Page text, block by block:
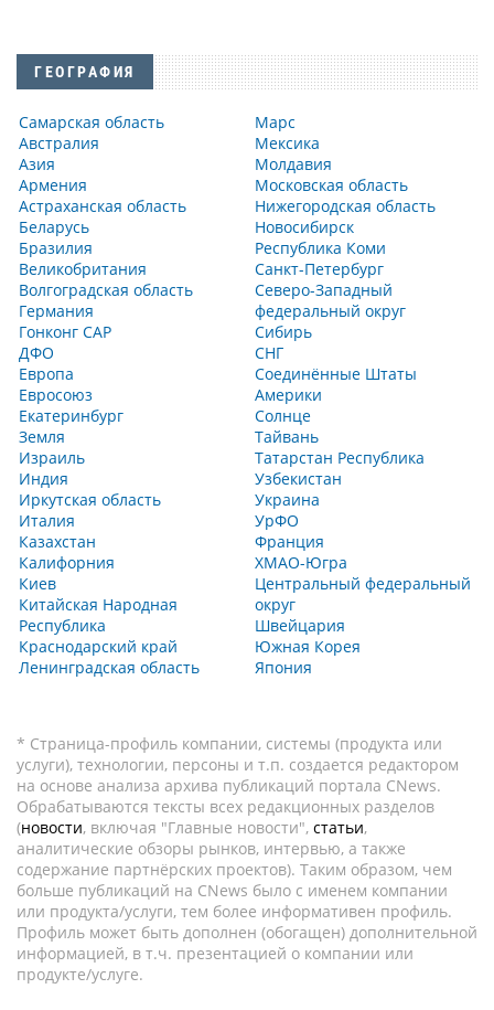
ГЕОГРАФИЯ
Самарская область
Австралия
Азия
Армения
Астраханская область
Беларусь
Бразилия
Великобритания
Волгоградская область
Германия
Гонконг САР
ДФО
Европа
Евросоюз
Екатеринбург
Земля
Израиль
Индия
Иркутская область
Италия
Казахстан
Калифорния
Киев
Китайская Народная
Республика
Краснодарский край
Ленинградская область
Марс
Мексика
Молдавия
Московская область
Нижегородская область
Новосибирск
Республика Коми
Санкт-Петербург
Северо-Западный
федеральный округ
Сибирь
СНГ
Соединённые Штаты
Америки
Солнце
Тайвань
Татарстан Республика
Узбекистан
Украина
УрФО
Франция
ХМАО-Югра
Центральный федеральный
округ
Швейцария
Южная Корея
Япония
* Страница-профиль компании, системы (продукта или
услуги), технологии, персоны и т.п. создается редактором
на основе анализа архива публикаций портала CNews.
Обрабатываются тексты всех редакционных разделов
(новости, включая "Главные новости", статьи,
аналитические обзоры рынков, интервью, а также
содержание партнёрских проектов). Таким образом, чем
больше публикаций на CNews было с именем компании
или продукта/услуги, тем более информативен профиль.
Профиль может быть дополнен (обогащен) дополнительной
информацией, в т.ч. презентацией о компании или
продукте/услуге.